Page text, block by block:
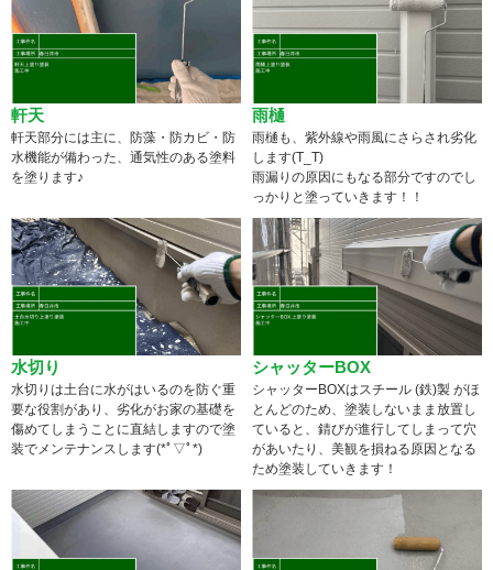
軒天
軒天部分には主に、防藻・防カビ・防
水機能が備わった、通気性のある塗料
を塗ります♪
雨樋
雨樋も、紫外線や雨風にさらされ劣化
します(T_T)
雨漏りの原因にもなる部分ですのでし
っかりと塗っていきます！！
水切り
水切りは土台に水がはいるのを防ぐ重
要な役割があり、劣化がお家の基礎を
傷めてしまうことに直結しますので塗
装でメンテナンスします(*ﾟ▽ﾟ*)
シャッターBOX
シャッターBOXはスチール (鉄)製 がほ
とんどのため、塗装しないまま放置し
ていると、錆びが進行してしまって穴
があいたり、美観を損ねる原因となる
ため塗装していきます！